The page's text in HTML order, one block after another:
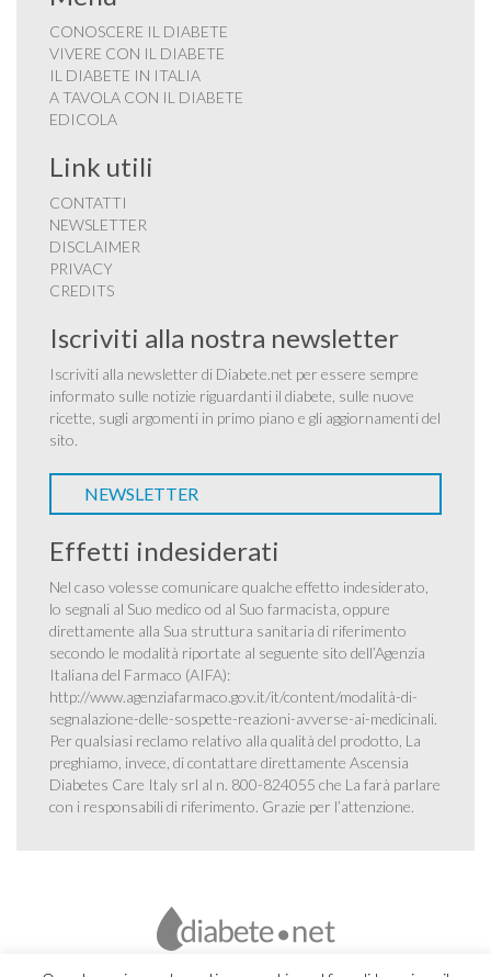
CONOSCERE IL DIABETE
VIVERE CON IL DIABETE
IL DIABETE IN ITALIA
A TAVOLA CON IL DIABETE
EDICOLA
Link utili
CONTATTI
NEWSLETTER
DISCLAIMER
PRIVACY
CREDITS
Iscriviti alla nostra newsletter
Iscriviti alla newsletter di Diabete.net per essere sempre
informato sulle notizie riguardanti il diabete, sulle nuove
ricette, sugli argomenti in primo piano e gli aggiornamenti del
sito.
NEWSLETTER
Effetti indesiderati
Nel caso volesse comunicare qualche effetto indesiderato,
lo segnali al Suo medico od al Suo farmacista, oppure
direttamente alla Sua struttura sanitaria di riferimento
secondo le modalità riportate al seguente sito dell’Agenzia
Italiana del Farmaco (AIFA):
http://www.agenziafarmaco.gov.it/it/content/modalità-di-
segnalazione-delle-sospette-reazioni-avverse-ai-medicinali.
Per qualsiasi reclamo relativo alla qualità del prodotto, La
preghiamo, invece, di contattare direttamente Ascensia
Diabetes Care Italy srl al n. 800-824055 che La farà parlare
con i responsabili di riferimento. Grazie per l’attenzione.